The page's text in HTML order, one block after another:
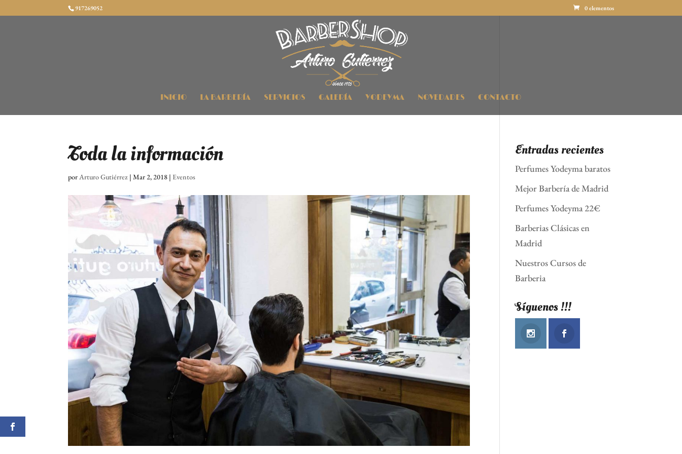
917269052 0 elementos
INICIO LA BARBERÍA SERVICIOS GALERÍA YODEYMA NOVEDADES CONTACTO
Toda la información
porArturo Gutiérrez |Mar 2, 2018 |Eventos
Entradas recientes
Perfumes Yodeyma baratos
Mejor Barbería de Madrid
Perfumes Yodeyma 22€
Barberias Clásicas en
Madrid
Nuestros Cursos de
Barberia
Síguenos !!!